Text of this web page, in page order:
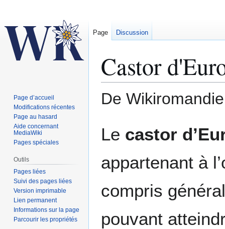
Castor
De
navigation
recherche
Le castor
appartenant à
compris
pouvant
Page Discussion
Page d’accueil
Modifications récentes
Page au hasard
Aide concernant
MediaWiki
Pages spéciales
Outils
Pages liées
Suivi des pages liées
Version imprimable
Lien permanent
Informations sur la page
Parcourir les propriétés